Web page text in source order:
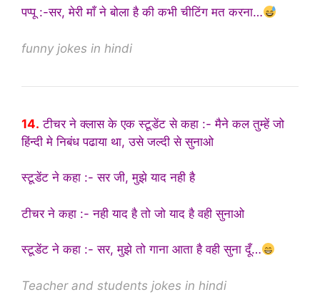
पप्पू :-सर, मेरी माँ ने बोला है की कभी चीटिंग मत करना…
funny jokes in hindi
14. टीचर ने क्लास के एक स्टूडेंट से कहा :- मैने कल तुम्हें जो
हिंन्दी मे निबंध पढाया था, उसे जल्दी से सुनाओ
स्टूडेंट ने कहा :- सर जी, मुझे याद नही है
टीचर ने कहा :- नही याद है तो जो याद है वही सुनाओ
स्टूडेंट ने कहा :- सर, मुझे तो गाना आता है वही सुना दूँ…
Teacher and students jokes in hindi